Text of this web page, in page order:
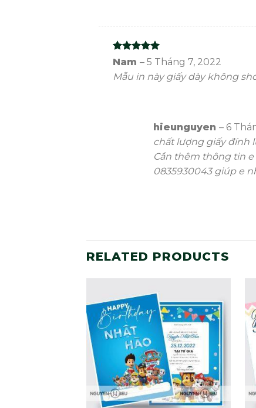
Rated
Nam – 5 Tháng 7, 2022
Mẫu in này giấy dày không
hieunguyen – 6
chất lượng giấy đính
Cần thêm thông tin
0835930043 giúp e
RELATED PRODUCTS